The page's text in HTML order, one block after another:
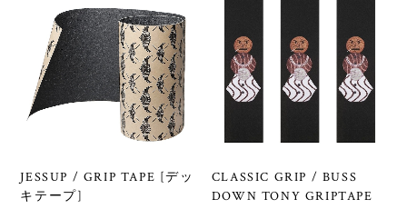
JESSUP / GRIP TAPE [デッ
キテープ]
CLASSIC GRIP / BUSS
DOWN TONY GRIPTAPE